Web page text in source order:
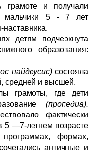
грамоте и получали
мальчики 5 - 7 лет
наставника.
детям подчеркнута
образования:
пайдеусис) состояла
средней и высшей.
грамоты, где дети
(пропедиа).
фактически
5 —7-летнем возрасте
формах,
античные и